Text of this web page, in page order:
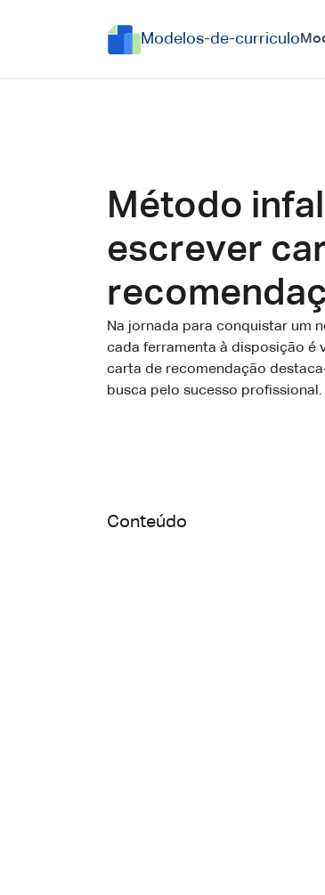
Modelos-de-curriculo
Método
escrever
Na jornada para conquistar um
cada ferramenta à disposição é
carta de recomendação
busca pelo sucesso profissional.
Conteúdo